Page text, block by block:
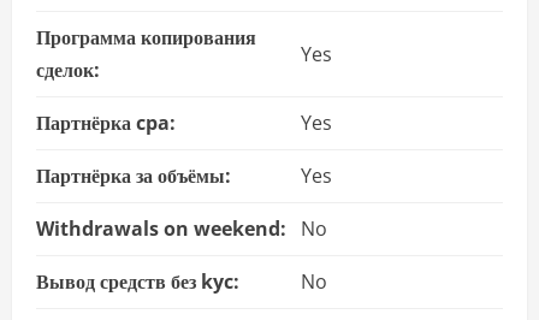
Программа копирования
сделок:
Yes
Партнёрка cpa:
Yes
Партнёрка за объёмы:
Yes
Withdrawals on weekend:
No
Вывод средств без kyc:
No